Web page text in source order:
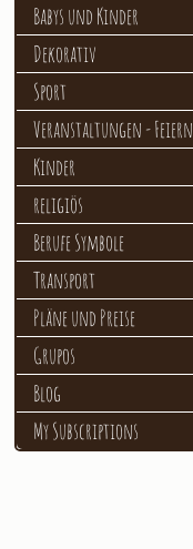
Babys und Kinder
Dekorativ
Sport
Veranstaltungen - Feiern
Kinder
religiös
Berufe Symbole
Transport
Pläne und Preise
Grupos
Blog
My Subscriptions